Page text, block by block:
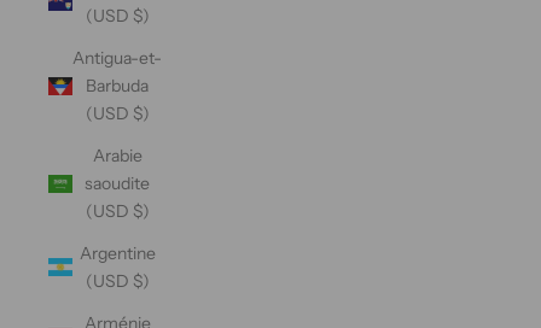
(USD $)
Antigua-et-
Barbuda
(USD $)
Arabie
saoudite
(USD $)
Argentine
(USD $)
Arménie